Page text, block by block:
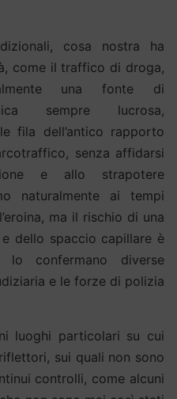
cosa nostra ha
come il traffico di droga,
una fonte di
sempre lucrosa,
fila dell’antico rapporto
senza affidarsi
e allo strapotere
naturalmente ai tempi
ma il rischio di una
dello spaccio capillare è
confermano diverse
e le forze di polizia
luoghi particolari su cui
sui quali non sono
controlli, come alcuni